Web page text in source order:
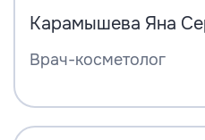
Карамышева Яна
Врач-косметолог